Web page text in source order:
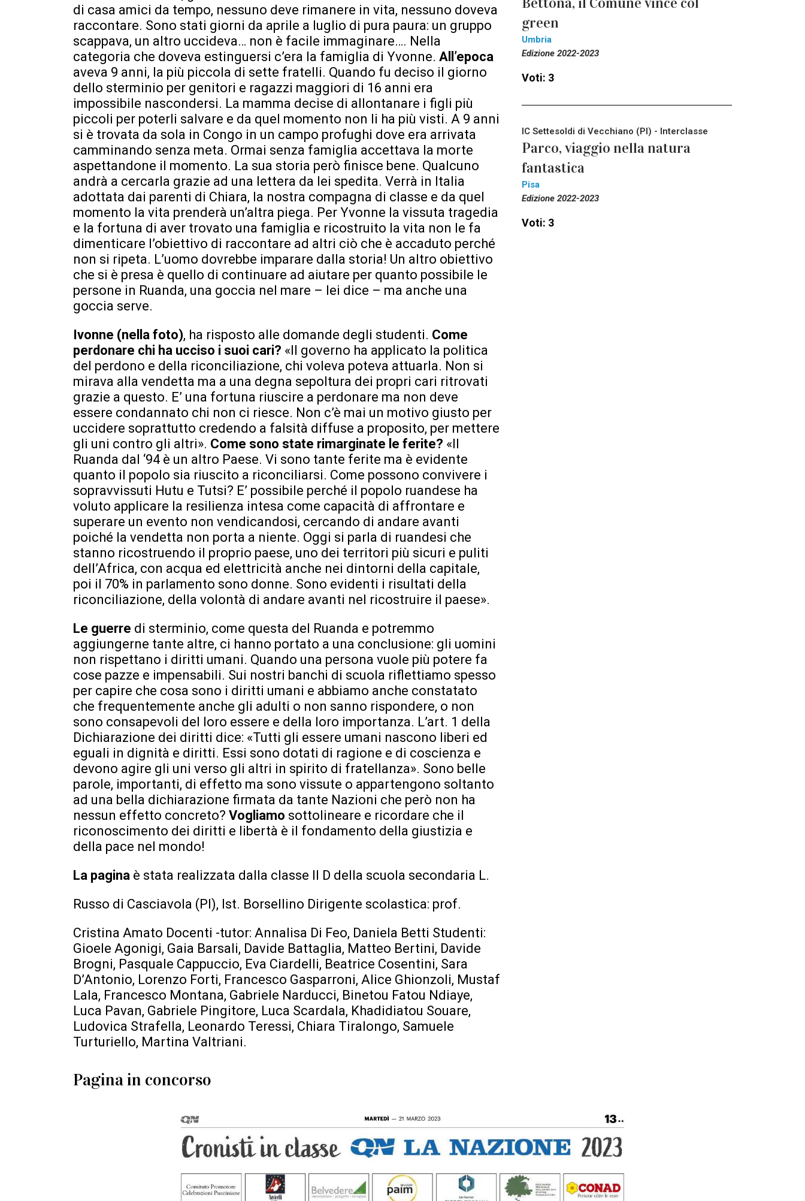
di casa amici da tempo, nessuno deve rimanere in vita, nessuno doveva
raccontare. Sono stati giorni da aprile a luglio di pura paura: un gruppo
scappava, un altro uccideva… non è facile immaginare…. Nella
categoria che doveva estinguersi c’era la famiglia di Yvonne. All’epoca
aveva 9 anni, la più piccola di sette fratelli. Quando fu deciso il giorno
dello sterminio per genitori e ragazzi maggiori di 16 anni era
impossibile nascondersi. La mamma decise di allontanare i figli più
piccoli per poterli salvare e da quel momento non li ha più visti. A 9 anni
si è trovata da sola in Congo in un campo profughi dove era arrivata
camminando senza meta. Ormai senza famiglia accettava la morte
aspettandone il momento. La sua storia però finisce bene. Qualcuno
andrà a cercarla grazie ad una lettera da lei spedita. Verrà in Italia
adottata dai parenti di Chiara, la nostra compagna di classe e da quel
momento la vita prenderà un’altra piega. Per Yvonne la vissuta tragedia
e la fortuna di aver trovato una famiglia e ricostruito la vita non le fa
dimenticare l’obiettivo di raccontare ad altri ciò che è accaduto perché
non si ripeta. L’uomo dovrebbe imparare dalla storia! Un altro obiettivo
che si è presa è quello di continuare ad aiutare per quanto possibile le
persone in Ruanda, una goccia nel mare – lei dice – ma anche una
goccia serve.
Ivonne (nella foto), ha risposto alle domande degli studenti. Come
perdonare chi ha ucciso i suoi cari? «Il governo ha applicato la politica
del perdono e della riconciliazione, chi voleva poteva attuarla. Non si
mirava alla vendetta ma a una degna sepoltura dei propri cari ritrovati
grazie a questo. E’ una fortuna riuscire a perdonare ma non deve
essere condannato chi non ci riesce. Non c’è mai un motivo giusto per
uccidere soprattutto credendo a falsità diffuse a proposito, per mettere
gli uni contro gli altri». Come sono state rimarginate le ferite? «Il
Ruanda dal ‘94 è un altro Paese. Vi sono tante ferite ma è evidente
quanto il popolo sia riuscito a riconciliarsi. Come possono convivere i
sopravvissuti Hutu e Tutsi? E’ possibile perché il popolo ruandese ha
voluto applicare la resilienza intesa come capacità di affrontare e
superare un evento non vendicandosi, cercando di andare avanti
poiché la vendetta non porta a niente. Oggi si parla di ruandesi che
stanno ricostruendo il proprio paese, uno dei territori più sicuri e puliti
dell’Africa, con acqua ed elettricità anche nei dintorni della capitale,
poi il 70% in parlamento sono donne. Sono evidenti i risultati della
riconciliazione, della volontà di andare avanti nel ricostruire il paese».
Le guerre di sterminio, come questa del Ruanda e potremmo
aggiungerne tante altre, ci hanno portato a una conclusione: gli uomini
non rispettano i diritti umani. Quando una persona vuole più potere fa
cose pazze e impensabili. Sui nostri banchi di scuola riflettiamo spesso
per capire che cosa sono i diritti umani e abbiamo anche constatato
che frequentemente anche gli adulti o non sanno rispondere, o non
sono consapevoli del loro essere e della loro importanza. L’art. 1 della
Dichiarazione dei diritti dice: «Tutti gli essere umani nascono liberi ed
eguali in dignità e diritti. Essi sono dotati di ragione e di coscienza e
devono agire gli uni verso gli altri in spirito di fratellanza». Sono belle
parole, importanti, di effetto ma sono vissute o appartengono soltanto
ad una bella dichiarazione firmata da tante Nazioni che però non ha
nessun effetto concreto? Vogliamo sottolineare e ricordare che il
riconoscimento dei diritti e libertà è il fondamento della giustizia e
della pace nel mondo!
La pagina è stata realizzata dalla classe II D della scuola secondaria L.
Russo di Casciavola (PI), Ist. Borsellino Dirigente scolastica: prof.
Cristina Amato Docenti -tutor: Annalisa Di Feo, Daniela Betti Studenti:
Gioele Agonigi, Gaia Barsali, Davide Battaglia, Matteo Bertini, Davide
Brogni, Pasquale Cappuccio, Eva Ciardelli, Beatrice Cosentini, Sara
D’Antonio, Lorenzo Forti, Francesco Gasparroni, Alice Ghionzoli, Mustaf
Lala, Francesco Montana, Gabriele Narducci, Binetou Fatou Ndiaye,
Luca Pavan, Gabriele Pingitore, Luca Scardala, Khadidiatou Souare,
Ludovica Strafella, Leonardo Teressi, Chiara Tiralongo, Samuele
Turturiello, Martina Valtriani.
green
Umbria
Edizione 2022-2023
Voti: 3
IC Settesoldi di Vecchiano (PI) - Interclasse
Parco, viaggio nella natura
fantastica
Pisa
Edizione 2022-2023
Voti: 3
Pagina in concorso